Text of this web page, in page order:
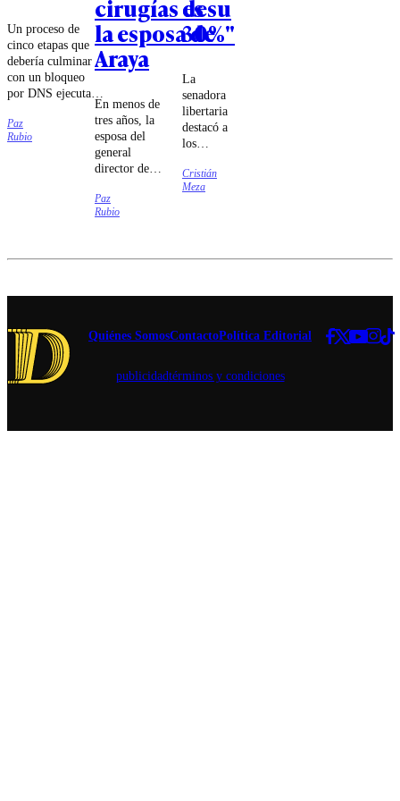
Un proceso de
cinco etapas que
debería culminar
con un bloqueo
por DNS ejecutado
por las compañías
de
telecomunicaciones
Paz
Rubio
cirugías de
la esposa de
Araya
En menos de
tres años, la
esposa del
general
director de
se sometió a
cuatro
duda.
Paz
Rubio
es su
30%"
La
senadora
libertaria
destacó a
los
Jorge
Quiroz e
la batalla
Cristián
Meza
Quiénes SomosContactoPolítica Editorial
publicidadtérminos y condiciones